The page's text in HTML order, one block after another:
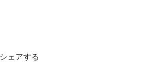
シェアする